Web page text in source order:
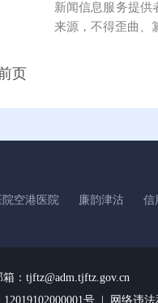
页
新闻信息服务提供
来源，不得歪曲、
空港医院 廉韵津沽 信
：tjftz@adm.tjftz.gov.cn
号 | 网络违